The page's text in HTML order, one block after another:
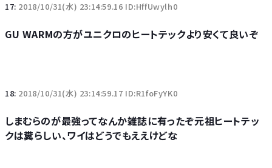
17: 2018/10/31(水) 23:14:59.16 ID:HffUwylh0
GU WARMの方がユニクロのヒートテックより安くて良いぞ
18: 2018/10/31(水) 23:14:59.17 ID:R1foFyYK0
しまむらのが最強ってなんか雑誌に有ったぞ元祖ヒートテッ
クは糞らしい、ワイはどうでもええけどな